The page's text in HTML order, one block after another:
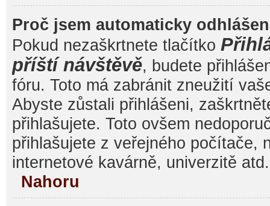
Proč jsem automaticky
Pokud nezaškrtnete tlačítko
příští návštěvě, budete
fóru. Toto má zabránit zneužití
Abyste zůstali přihlášeni,
přihlašujete. Toto ovšem
přihlašujete z veřejného počítače,
internetové kavárně, univerzitě atd.
Nahoru